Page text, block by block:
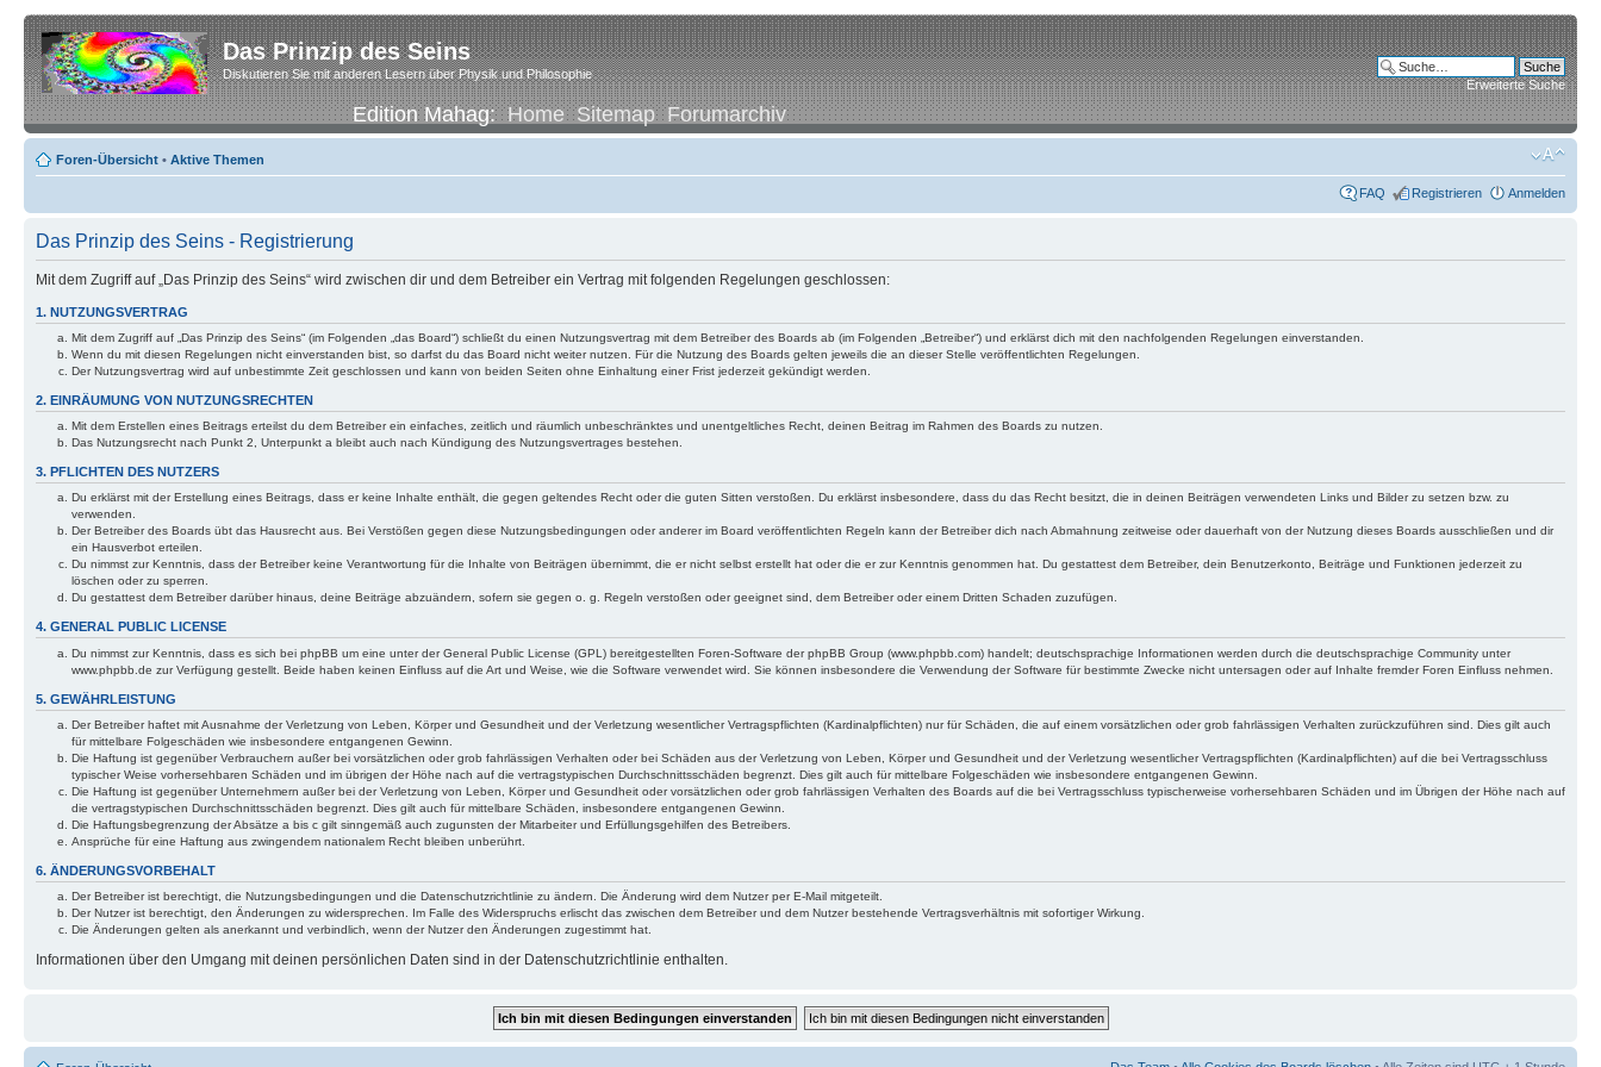
Das Prinzip des Seins
Diskutieren Sie mit anderen Lesern über Physik und Philosophie
Edition Mahag:Home Sitemap Forumarchiv
Erweiterte Suche
Foren-Übersicht • Aktive Themen
FAQ Registrieren Anmelden
Das Prinzip des Seins - Registrierung
Mit dem Zugriff auf „Das Prinzip des Seins“ wird zwischen dir und dem Betreiber ein Vertrag mit folgenden Regelungen geschlossen:
1. NUTZUNGSVERTRAG
Mit dem Zugriff auf „Das Prinzip des Seins“ (im Folgenden „das Board“) schließt du einen Nutzungsvertrag mit dem Betreiber des Boards ab (im Folgenden „Betreiber“) und erklärst dich mit den nachfolgenden Regelungen einverstanden.
Wenn du mit diesen Regelungen nicht einverstanden bist, so darfst du das Board nicht weiter nutzen. Für die Nutzung des Boards gelten jeweils die an dieser Stelle veröffentlichten Regelungen.
Der Nutzungsvertrag wird auf unbestimmte Zeit geschlossen und kann von beiden Seiten ohne Einhaltung einer Frist jederzeit gekündigt werden.
2. EINRÄUMUNG VON NUTZUNGSRECHTEN
Mit dem Erstellen eines Beitrags erteilst du dem Betreiber ein einfaches, zeitlich und räumlich unbeschränktes und unentgeltliches Recht, deinen Beitrag im Rahmen des Boards zu nutzen.
Das Nutzungsrecht nach Punkt 2, Unterpunkt a bleibt auch nach Kündigung des Nutzungsvertrages bestehen.
3. PFLICHTEN DES NUTZERS
Du erklärst mit der Erstellung eines Beitrags, dass er keine Inhalte enthält, die gegen geltendes Recht oder die guten Sitten verstoßen. Du erklärst insbesondere, dass du das Recht besitzt, die in deinen Beiträgen verwendeten Links und Bilder zu setzen bzw. zu
verwenden.
Der Betreiber des Boards übt das Hausrecht aus. Bei Verstößen gegen diese Nutzungsbedingungen oder anderer im Board veröffentlichten Regeln kann der Betreiber dich nach Abmahnung zeitweise oder dauerhaft von der Nutzung dieses Boards ausschließen und dir
ein Hausverbot erteilen.
Du nimmst zur Kenntnis, dass der Betreiber keine Verantwortung für die Inhalte von Beiträgen übernimmt, die er nicht selbst erstellt hat oder die er zur Kenntnis genommen hat. Du gestattest dem Betreiber, dein Benutzerkonto, Beiträge und Funktionen jederzeit zu
löschen oder zu sperren.
Du gestattest dem Betreiber darüber hinaus, deine Beiträge abzuändern, sofern sie gegen o. g. Regeln verstoßen oder geeignet sind, dem Betreiber oder einem Dritten Schaden zuzufügen.
4. GENERAL PUBLIC LICENSE
Du nimmst zur Kenntnis, dass es sich bei phpBB um eine unter der General Public License (GPL) bereitgestellten Foren-Software der phpBB Group (www.phpbb.com) handelt; deutschsprachige Informationen werden durch die deutschsprachige Community unter
www.phpbb.de zur Verfügung gestellt. Beide haben keinen Einfluss auf die Art und Weise, wie die Software verwendet wird. Sie können insbesondere die Verwendung der Software für bestimmte Zwecke nicht untersagen oder auf Inhalte fremder Foren Einfluss nehmen.
5. GEWÄHRLEISTUNG
Der Betreiber haftet mit Ausnahme der Verletzung von Leben, Körper und Gesundheit und der Verletzung wesentlicher Vertragspflichten (Kardinalpflichten) nur für Schäden, die auf einem vorsätzlichen oder grob fahrlässigen Verhalten zurückzuführen sind. Dies gilt auch
für mittelbare Folgeschäden wie insbesondere entgangenen Gewinn.
Die Haftung ist gegenüber Verbrauchern außer bei vorsätzlichen oder grob fahrlässigen Verhalten oder bei Schäden aus der Verletzung von Leben, Körper und Gesundheit und der Verletzung wesentlicher Vertragspflichten (Kardinalpflichten) auf die bei Vertragsschluss
typischer Weise vorhersehbaren Schäden und im übrigen der Höhe nach auf die vertragstypischen Durchschnittsschäden begrenzt. Dies gilt auch für mittelbare Folgeschäden wie insbesondere entgangenen Gewinn.
Die Haftung ist gegenüber Unternehmern außer bei der Verletzung von Leben, Körper und Gesundheit oder vorsätzlichen oder grob fahrlässigen Verhalten des Boards auf die bei Vertragsschluss typischerweise vorhersehbaren Schäden und im Übrigen der Höhe nach auf
die vertragstypischen Durchschnittsschäden begrenzt. Dies gilt auch für mittelbare Schäden, insbesondere entgangenen Gewinn.
Die Haftungsbegrenzung der Absätze a bis c gilt sinngemäß auch zugunsten der Mitarbeiter und Erfüllungsgehilfen des Betreibers.
Ansprüche für eine Haftung aus zwingendem nationalem Recht bleiben unberührt.
6. ÄNDERUNGSVORBEHALT
Der Betreiber ist berechtigt, die Nutzungsbedingungen und die Datenschutzrichtlinie zu ändern. Die Änderung wird dem Nutzer per E-Mail mitgeteilt.
Der Nutzer ist berechtigt, den Änderungen zu widersprechen. Im Falle des Widerspruchs erlischt das zwischen dem Betreiber und dem Nutzer bestehende Vertragsverhältnis mit sofortiger Wirkung.
Die Änderungen gelten als anerkannt und verbindlich, wenn der Nutzer den Änderungen zugestimmt hat.
Informationen über den Umgang mit deinen persönlichen Daten sind in der Datenschutzrichtlinie enthalten.